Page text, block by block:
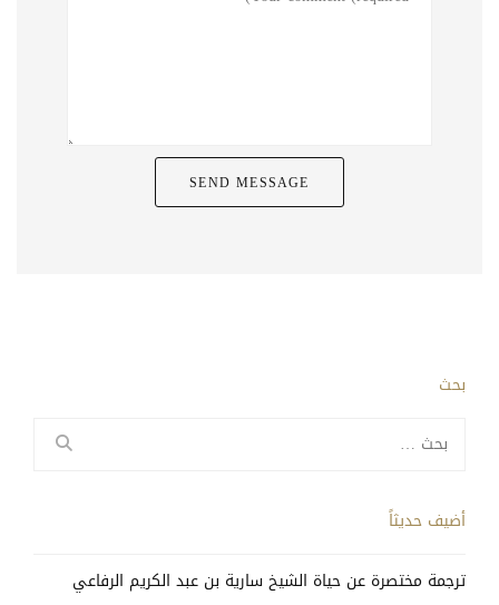
بحث
عن:
أضيف حديثاً
ترجمة مختصرة عن حياة الشيخ سارية بن عبد الكريم الرفاعي